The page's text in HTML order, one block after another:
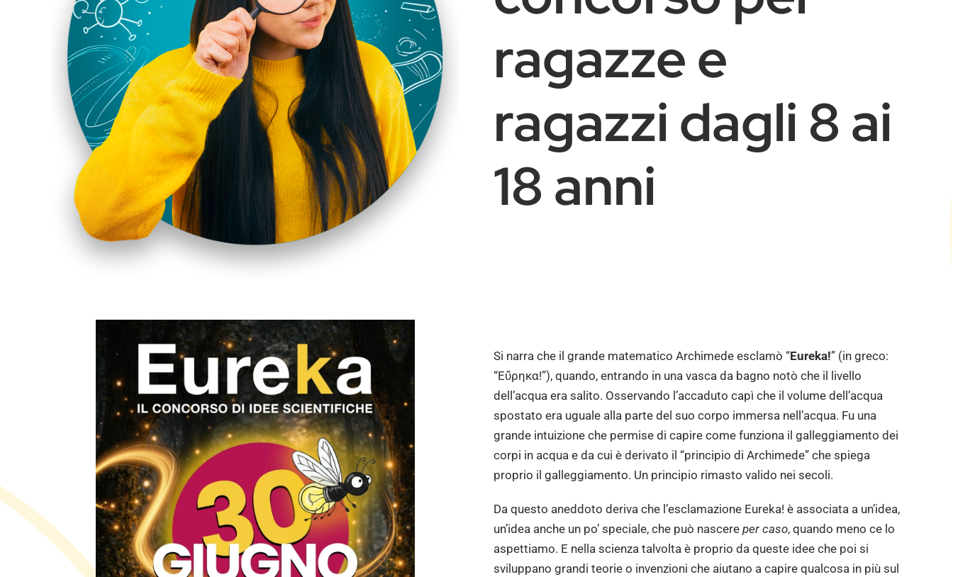
ragazze e
ragazzi dagli 8 ai
18 anni
Si narra che il grande matematico Archimede esclamò “Eureka!” (in greco:
“Eὕρηκα!”), quando, entrando in una vasca da bagno notò che il livello
dell’acqua era salito. Osservando l’accaduto capì che il volume dell’acqua
spostato era uguale alla parte del suo corpo immersa nell’acqua. Fu una
grande intuizione che permise di capire come funziona il galleggiamento dei
corpi in acqua e da cui è derivato il “principio di Archimede” che spiega
proprio il galleggiamento. Un principio rimasto valido nei secoli.
Da questo aneddoto deriva che l’esclamazione Eureka! è associata a un’idea,
un’idea anche un po’ speciale, che può nascere per caso, quando meno ce lo
aspettiamo. E nella scienza talvolta è proprio da queste idee che poi si
sviluppano grandi teorie o invenzioni che aiutano a capire qualcosa in più sul